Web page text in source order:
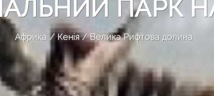
ПАРК
Африка Кенія Велика Рифтова долина